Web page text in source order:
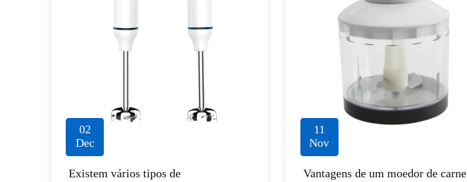
02
Dec
Existem vários tipos de
11
Nov
Vantagens de um moedor de carne